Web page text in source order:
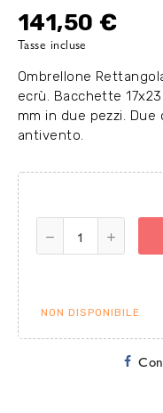
141,50 €
Tasse incluse
Ombrellone
ecrù. Bacchette
mm in due pezzi.
antivento.
NON DISPONIBILE